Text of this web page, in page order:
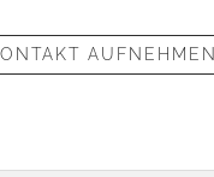
AUFNEHMEN